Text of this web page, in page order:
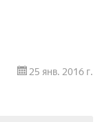
25 янв. 2016 г.